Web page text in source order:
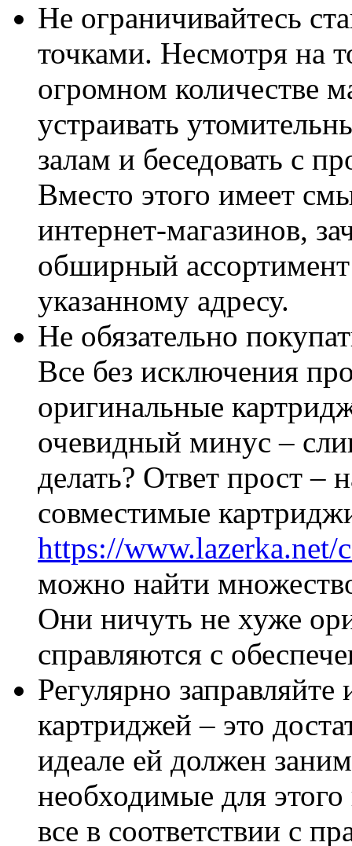
Не ограничивайтесь
точками. Несмотря на
огромном количестве
устраивать
залам и беседовать с
Вместо этого имеет
интернет-магазинов,
обширный
указанному адресу.
Не обязательно
Все без исключения
оригинальные
очевидный минус –
делать? Ответ прост –
совместимые
https://
можно найти
Они ничуть не хуже
справляются с
Регулярно
картриджей – это
идеале ей должен
необходимые для
все в соответствии с